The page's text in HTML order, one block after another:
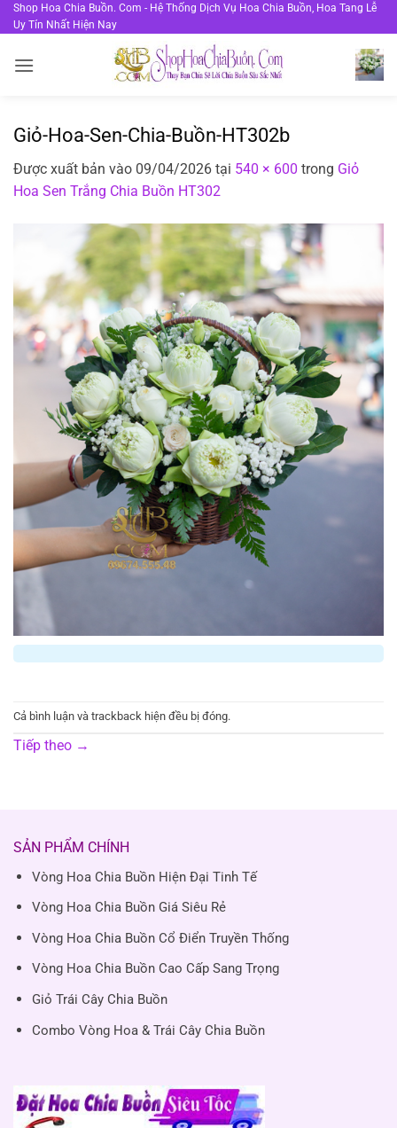
Bỏ
qua
dung
Shop Hoa Chia Buồn. Com - Hệ Thống Dịch Vụ Hoa Chia Buồn, Hoa Tang Lễ
Uy Tín Nhất Hiện Nay
Giỏ-Hoa-Sen-Chia-Buồn-HT302b
Được xuất bản vào 09/04/2026 tại 540 × 600 trong Giỏ
Hoa Sen Trắng Chia Buồn HT302
Cả bình luận và trackback hiện đều bị đóng.
Tiếp theo →
SẢN PHẨM CHÍNH
Vòng Hoa Chia Buồn Hiện Đại Tinh Tế
Vòng Hoa Chia Buồn Giá Siêu Rẻ
Vòng Hoa Chia Buồn Cổ Điển Truyền Thống
Vòng Hoa Chia Buồn Cao Cấp Sang Trọng
Giỏ Trái Cây Chia Buồn
Combo Vòng Hoa & Trái Cây Chia Buồn